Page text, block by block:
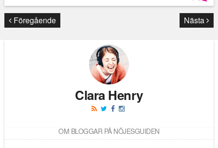
Läs kommentarer (3)
Föregående Nästa
Clara Henry
OM BLOGGAR PÅ NÖJESGUIDEN